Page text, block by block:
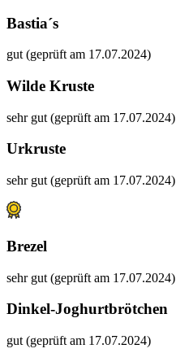
Bastia´s
gut (geprüft am 17.07.2024)
Wilde Kruste
sehr gut (geprüft am 17.07.2024)
Urkruste
sehr gut (geprüft am 17.07.2024)
Brezel
sehr gut (geprüft am 17.07.2024)
Dinkel-Joghurtbrötchen
gut (geprüft am 17.07.2024)